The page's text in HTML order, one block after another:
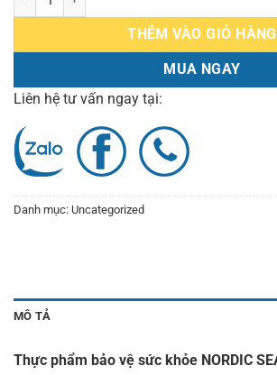
THÊM VÀO GIỎ HÀNG
MUA NGAY
Liên hệ tư vấn ngay tại:
Danh mục: Uncategorized
MÔ TẢ
Thực phẩm bảo vệ sức khỏe NORDIC